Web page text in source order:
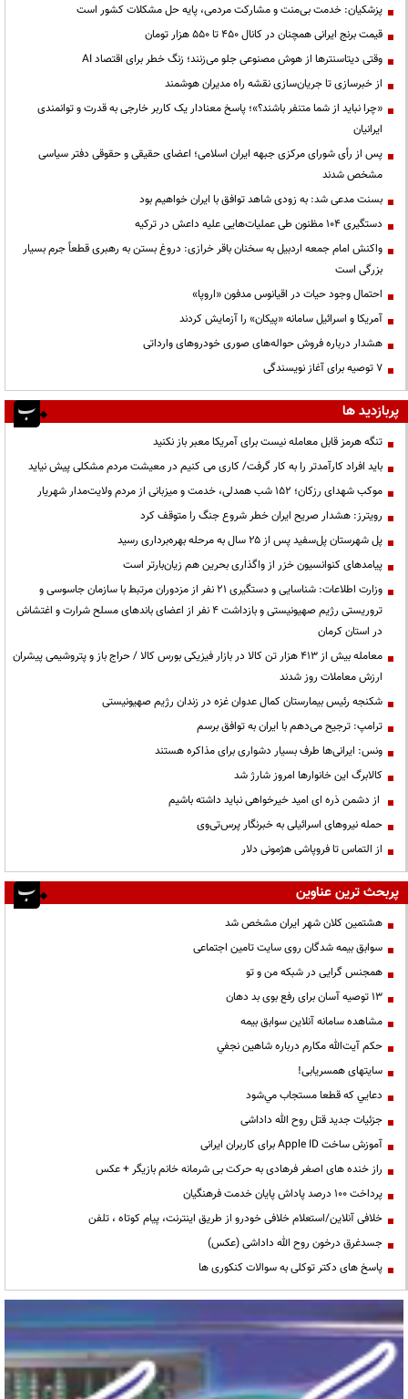
پزشکیان: خدمت بی‌منت و مشارکت مردمی، پایه حل مشکلات کشور است
قیمت‌ برنج ایرانی همچنان در کانال ۴۵۰ تا ۵۵۰ هزار تومان
وقتی دیتاسنترها از هوش مصنوعی جلو می‌زنند؛ زنگ خطر برای اقتصاد AI
از خبرسازی تا جریان‌سازی نقشه راه مدیران هوشمند
«چرا نباید از شما متنفر باشند؟»؛ پاسخ معنادار یک کاربر خارجی به قدرت و توانمندی
ایرانیان
پس از رأی شورای مرکزی جبهه ایران اسلامی؛ اعضای حقیقی و حقوقی دفتر سیاسی
مشخص شدند
بسنت مدعی شد: به زودی شاهد توافق با ایران خواهیم بود
دستگیری ۱۰۴ مظنون طی عملیات‌هایی علیه داعش در ترکیه
واکنش امام جمعه اردبیل به سخنان باقر خرازی: دروغ بستن به رهبری قطعاً جرم بسیار
بزرگی است
احتمال وجود حیات در اقیانوس مدفون «اروپا»
آمریکا و اسرائیل سامانه «پیکان» را آزمایش کردند
هشدار درباره فروش حواله‌های صوری خودروهای وارداتی
۷ توصیه برای آغاز نویسندگی
پربازدید ها
تنگه هرمز قابل معامله نیست برای آمریکا معبر باز نکنید
باید افراد کارآمدتر را به کار گرفت/ کاری می کنیم در معیشت مردم مشکلی پیش نیاید
موکب شهدای رزکان؛ ۱۵۲ شب همدلی، خدمت و میزبانی از مردم ولایت‌مدار شهریار
رویترز: هشدار صریح ایران خطر شروع جنگ را متوقف کرد
پل شهرستان پل‌سفید پس از ۲۵ سال به مرحله بهره‌برداری رسید
پیامدهای کنوانسیون خزر از واگذاری بحرین هم زیان‌بارتر است
وزارت اطلاعات: شناسایی و دستگیری ۲۱ نفر از مزدوران مرتبط با سازمان جاسوسی و
تروریستی رژیم صهیونیستی و بازداشت ۴ نفر از اعضای باندهای مسلح شرارت و اغتشاش
در استان کرمان
معامله بیش از ۴۱۳ هزار تن کالا در بازار فیزیکی بورس کالا / حراج باز و پتروشیمی پیشران
ارزش معاملات روز شدند
شکنجه رئیس بیمارستان کمال عدوان غزه در زندان رژیم صهیونیستی
ترامپ: ترجیح می‌دهم با ایران به توافق برسم
ونس: ایرانی‌ها طرف بسیار دشواری برای مذاکره هستند
کالابرگ این خانوارها امروز شارژ شد
از دشمن ذره ای امید خیرخواهی نباید داشته باشیم
حمله نیروهای اسرائیلی به خبرنگار پرس‌تی‌وی
از التماس تا فروپاشی هژمونی دلار
پربحث ترین عناوین
هشتمین کلان شهر ایران مشخص شد
سوابق بیمه شدگان روی سایت تامین اجتماعی
همجنس گرایی در شبکه من و تو
13 توصیه آسان برای رفع بوی بد دهان
مشاهده سامانه آنلاين سوابق بیمه
حكم آيت‌الله مكارم درباره شاهين نجفي
سایتهای همسریابی!
دعايي كه قطعا مستجاب مي‌شود
جزئیات جدید قتل روح الله داداشی
آموزش ساخت Apple ID برای کاربران ایرانی
راز خنده های اصغر فرهادی به حرکت بی شرمانه خانم بازیگر + عکس
پرداخت ۱۰۰ درصد پاداش پایان خدمت فرهنگیان
خلافی آنلاین/استعلام خلافی خودرو از طریق اینترنت، پیام کوتاه ، تلفن
جسدغرق درخون روح الله داداشی (عکس)
پاسخ های دکتر توکلی به سوالات کنکوری ها